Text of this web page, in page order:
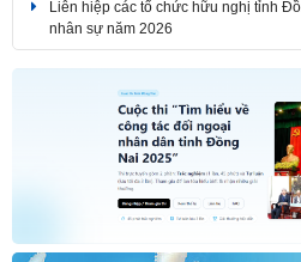
nhân sự năm 2026
THÔNG BÁO KẾT QUẢ KỲ THI